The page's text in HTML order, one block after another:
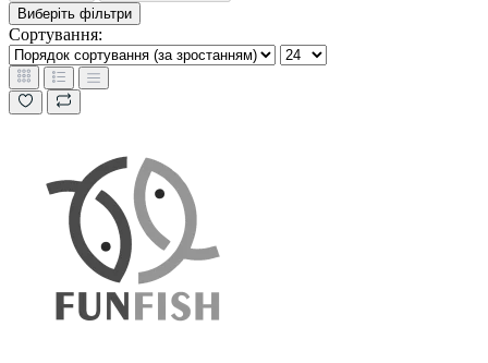
Виберіть фільтри
Сортування: